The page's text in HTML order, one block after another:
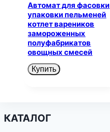
Автомат для фасовки
упаковки пельменей
котлет вареников
замороженных
полуфабрикатов
овощных смесей
Купить
КАТАЛОГ